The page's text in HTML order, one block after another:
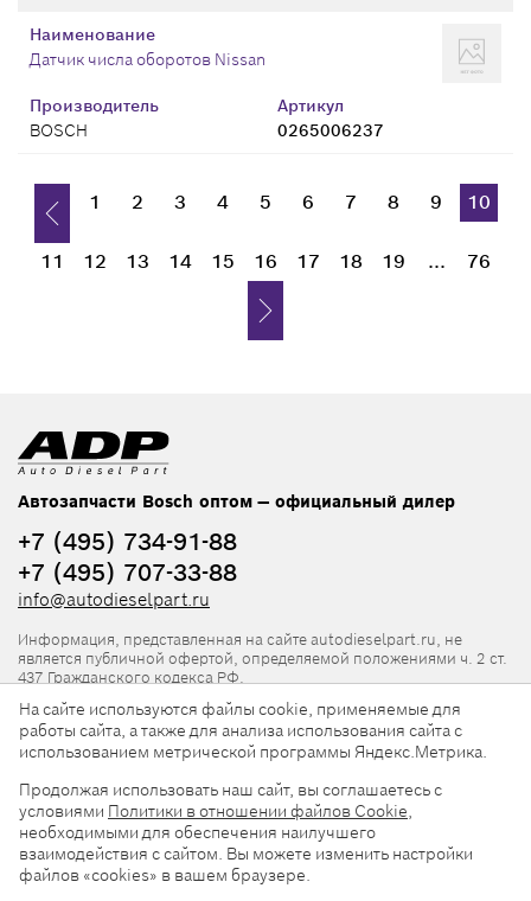
Производитель
BOSCH
Артикул
0265006237
Наименование
Датчик числа оборотов Nissan
1 2 3 4 5 6 7 8 9 10
11 12 13 14 15 16 17 18 19 ... 76
Автозапчасти Bosch оптом — официальный дилер
+7 (495) 734-91-88
+7 (495) 707-33-88
info@autodieselpart.ru
Информация, представленная на сайте autodieselpart.ru, не
является публичной офертой, определяемой положениями ч. 2 ст.
437 Гражданского кодекса РФ.
Нормативная документация
ADP в социальных сетях
© 2026, ООО «АвтоДизельПарт». Все права защищены.
На сайте используются файлы cookie, применяемые для
работы сайта, а также для анализа использования сайта с
использованием метрической программы Яндекс.Метрика.
Продолжая использовать наш сайт, вы соглашаетесь с
условиями Политики в отношении файлов Cookie,
необходимыми для обеспечения наилучшего
взаимодействия с сайтом. Вы можете изменить настройки
файлов «cookies» в вашем браузере.